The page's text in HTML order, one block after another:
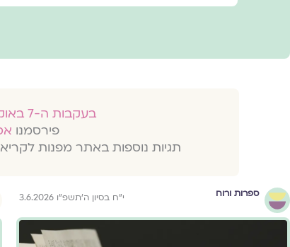
בעקבות ה-7 באוקטובר 2023
פירסמנו
תגיות נוספות באתר מפנות
ספרות ורוח י״ח בסיון ה׳תשפ״ו 3.6.2026